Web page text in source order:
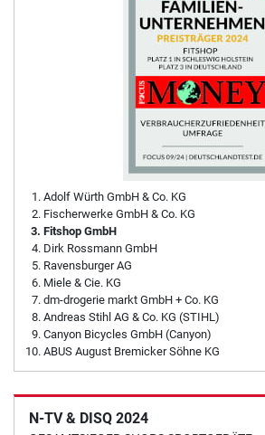
Adolf Würth GmbH & Co. KG
Fischerwerke GmbH & Co. KG
Fitshop GmbH
Dirk Rossmann GmbH
Ravensburger AG
Miele & Cie. KG
dm-drogerie markt GmbH + Co. KG
Andreas Stihl AG & Co. KG (STIHL)
Canyon Bicycles GmbH (Canyon)
ABUS August Bremicker Söhne KG
N-TV & DISQ 2024